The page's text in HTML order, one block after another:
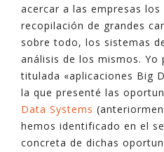
acercar a las empresas los
recopilación de grandes
sobre todo, los sistemas
análisis de los mismos. Yo
titulada «aplicaciones Big
la que presenté las
Data Systems
hemos identificado en el
concreta de dichas